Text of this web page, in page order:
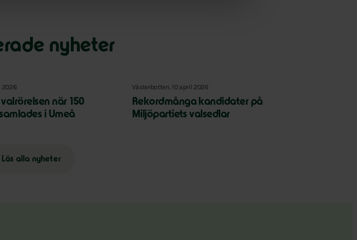
nyheter
2026
när 150
i Umeå
Västerbotten, 10 april 2026
Rekordmånga kandidater på
Miljöpartiets valsedlar
Läs alla nyheter